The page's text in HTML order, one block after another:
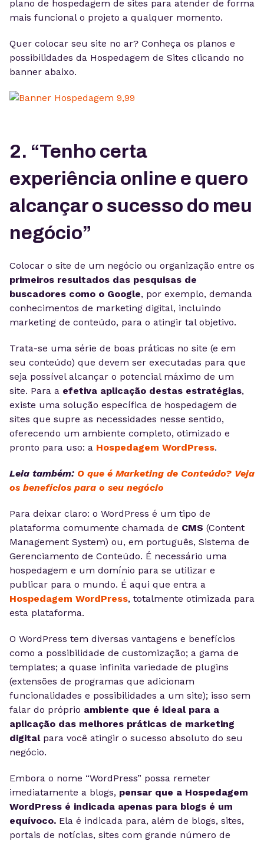
plano de hospedagem de sites para atender de forma
mais funcional o projeto a qualquer momento.
Quer colocar seu site no ar? Conheça os planos e
possibilidades da Hospedagem de Sites clicando no
banner abaixo.
2. “Tenho certa
experiência online e quero
alcançar o sucesso do meu
negócio”
Colocar o site de um negócio ou organização entre os
primeiros resultados das pesquisas de
buscadores como o Google, por exemplo, demanda
conhecimentos de marketing digital, incluindo
marketing de conteúdo, para o atingir tal objetivo.
Trata-se uma série de boas práticas no site (e em
seu conteúdo) que devem ser executadas para que
seja possível alcançar o potencial máximo de um
site. Para a efetiva aplicação destas estratégias,
existe uma solução específica de hospedagem de
sites que supre as necessidades nesse sentido,
oferecendo um ambiente completo, otimizado e
pronto para uso: a Hospedagem WordPress.
Leia também: O que é Marketing de Conteúdo? Veja
os benefícios para o seu negócio
Para deixar claro: o WordPress é um tipo de
plataforma comumente chamada de CMS (Content
Management System) ou, em português, Sistema de
Gerenciamento de Conteúdo. É necessário uma
hospedagem e um domínio para se utilizar e
publicar para o mundo. É aqui que entra a
Hospedagem WordPress, totalmente otimizada para
esta plataforma.
O WordPress tem diversas vantagens e benefícios
como a possibilidade de customização; a gama de
templates; a quase infinita variedade de plugins
(extensões de programas que adicionam
funcionalidades e possibilidades a um site); isso sem
falar do próprio ambiente que é ideal para a
aplicação das melhores práticas de marketing
digitalpara você atingir o sucesso absoluto do seu
negócio.
Embora o nome “WordPress” possa remeter
imediatamente a blogs, pensar que a Hospedagem
WordPress é indicada apenas para blogs é um
equívoco. Ela é indicada para, além de blogs, sites,
portais de notícias, sites com grande número de